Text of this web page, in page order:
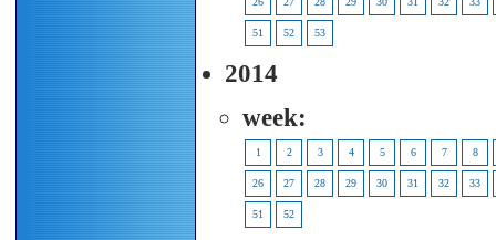
51 52 53
2014
week:
1 2 3 4 5 6 7 8
26 27 28 29 30 31 32 33
51 52